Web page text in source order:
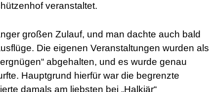
veranstaltet.
großen Zulauf, und man dachte auch bald
Die eigenen Veranstaltungen wurden als
abgehalten, und es wurde genau
Hauptgrund hierfür war die begrenzte
damals am liebsten bei „Halkjär“